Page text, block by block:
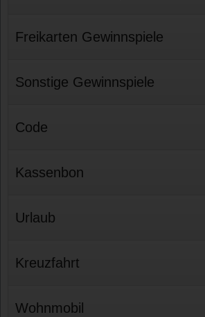
Freikarten Gewinnspiele
Sonstige Gewinnspiele
Code
Kassenbon
Urlaub
Kreuzfahrt
Wohnmobil